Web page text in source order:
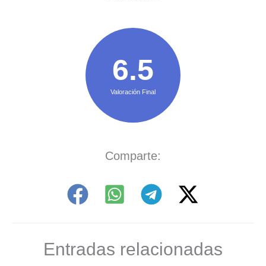
6.5
Valoración Final
Comparte:
Entradas relacionadas